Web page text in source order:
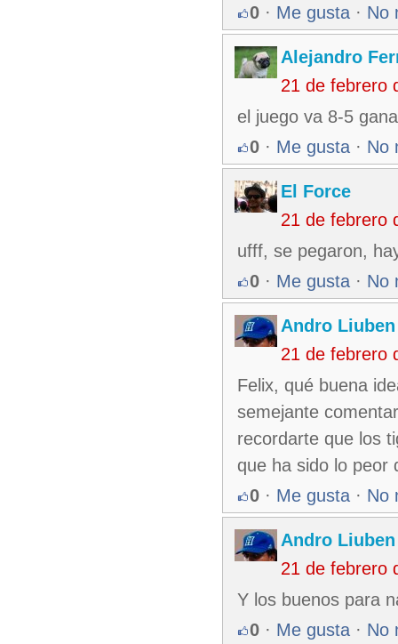
0 · Me gusta · No
Alejandro
21 de febrero
el juego va 8-5
0 · Me gusta · No
El Force
21 de febrero
ufff, se pegaron,
0 · Me gusta · No
Andro Liuben
21 de febrero
Felix, qué buena
semejante
recordarte que los
que ha sido lo peor
0 · Me gusta · No
Andro Liuben
21 de febrero
Y los buenos para
0 · Me gusta · No